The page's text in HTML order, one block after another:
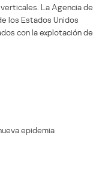
La Agencia de
los Estados Unidos
con la explotación de
epidemia